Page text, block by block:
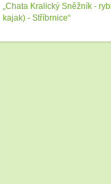
„Chata Kralický Sněžník -
kajak) - Stříbrnice“